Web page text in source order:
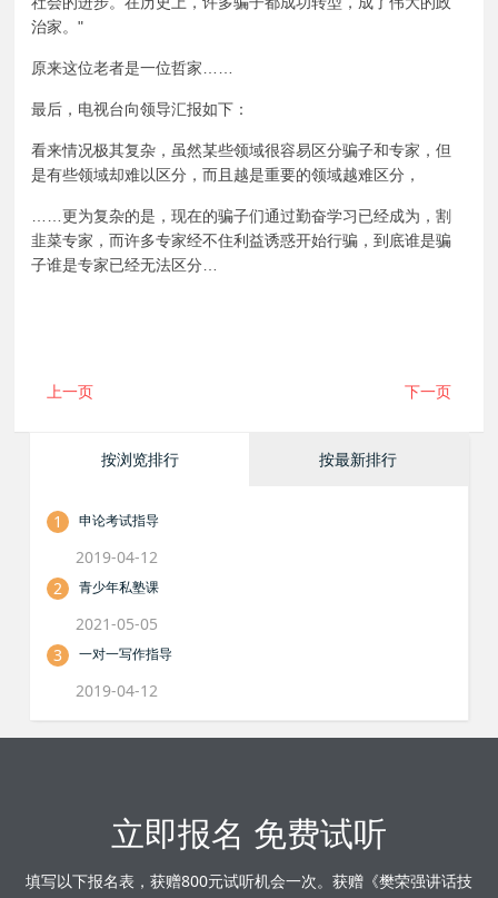
治家。"
原来这位老者是一位哲家……
最后，电视台向领导汇报如下：
看来情况极其复杂，虽然某些领域很容易区分骗子和专家，但
是有些领域却难以区分，而且越是重要的领域越难区分，
……更为复杂的是，现在的骗子们通过勤奋学习已经成为，割
韭菜专家，而许多专家经不住利益诱惑开始行骗，到底谁是骗
子谁是专家已经无法区分…
上一页 下一页
按浏览排行 按最新排行
1 申论考试指导
2019-04-12
2
青少年私塾课
2021-05-05
3
一对一写作指导
2019-04-12
立即报名 免费试听
填写以下报名表，获赠800元试听机会一次。获赠《樊荣强讲话技